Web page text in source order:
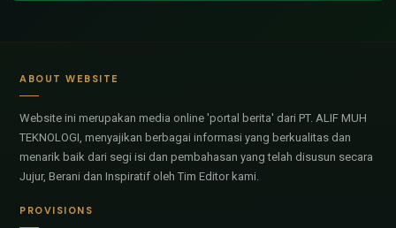
ABOUT WEBSITE
Website ini merupakan media online 'portal berita' dari PT. ALIF MUH
TEKNOLOGI, menyajikan berbagai informasi yang berkualitas dan
menarik baik dari segi isi dan pembahasan yang telah disusun secara
Jujur, Berani dan Inspiratif oleh Tim Editor kami.
PROVISIONS